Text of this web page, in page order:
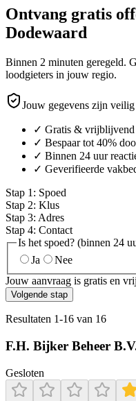
Ontvang gratis
Dodewaard
Binnen 2 minuten geregeld.
loodgieters in jouw regio.
Jouw gegevens zijn veilig
✓ Gratis & vrijblijvend
✓ Bespaar tot 40%
✓ Binnen 24 uur
✓ Geverifieerde
Stap 1 : Spoed
Stap 2: Klus
Stap 3: Adres
Stap 4: Contact
Is het spoed? (binnen 24
Ja
Nee
Jouw aanvraag is gratis en
Volgende stap
Resultaten 1-16 van 16
F.H. Bijker Beheer
Gesloten